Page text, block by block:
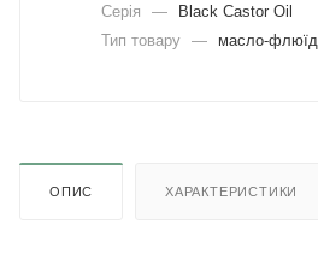
Серія
—
Black Castor Oil
Тип товару — масло-флюїд
ОПИС ХАРАКТЕРИСТИКИ